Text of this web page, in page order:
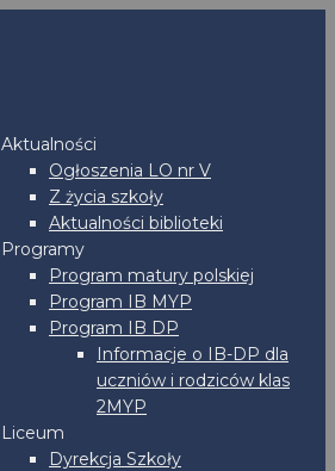
Aktualności
Ogłoszenia LO nr V
Z życia szkoły
Aktualności biblioteki
Programy
Program matury polskiej
Program IB MYP
Program IB DP
Informacje o IB-DP dla
uczniów i rodziców klas
2MYP
Liceum
Dyrekcja Szkoły